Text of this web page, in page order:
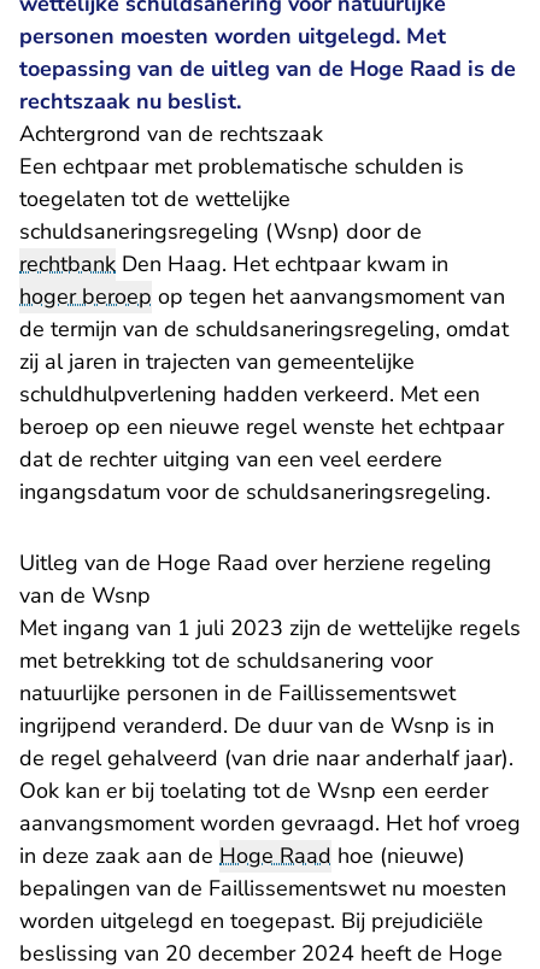
personen moesten worden uitgelegd. Met
toepassing van de uitleg van de Hoge Raad is de
rechtszaak nu beslist.
Achtergrond van de rechtszaak
Een echtpaar met problematische schulden is
toegelaten tot de wettelijke
schuldsaneringsregeling (Wsnp) door de
rechtbank Den Haag. Het echtpaar kwam in
hoger beroep op tegen het aanvangsmoment van
de termijn van de schuldsaneringsregeling, omdat
zij al jaren in trajecten van gemeentelijke
schuldhulpverlening hadden verkeerd. Met een
beroep op een nieuwe regel wenste het echtpaar
dat de rechter uitging van een veel eerdere
ingangsdatum voor de schuldsaneringsregeling.
Uitleg van de Hoge Raad over herziene regeling
van de Wsnp
Met ingang van 1 juli 2023 zijn de wettelijke regels
met betrekking tot de schuldsanering voor
natuurlijke personen in de Faillissementswet
ingrijpend veranderd. De duur van de Wsnp is in
de regel gehalveerd (van drie naar anderhalf jaar).
Ook kan er bij toelating tot de Wsnp een eerder
aanvangsmoment worden gevraagd. Het hof vroeg
in deze zaak aan de Hoge Raad hoe (nieuwe)
bepalingen van de Faillissementswet nu moesten
worden uitgelegd en toegepast. Bij prejudiciële
beslissing van 20 december 2024 heeft de Hoge